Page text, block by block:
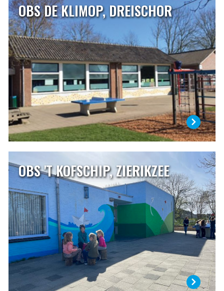
OBS DE KLIMOP, DREISCHOR
OBS DE KLIMOP, DREISCHOR
OBS De Klimop is een dorpsschool van ongeveer 75
leerlingen in Dreischor. Onze school is een openbare
school die een centrale plaats inneemt binnen de
dorpsgemeenschap. Wij staan voor samen, verbindend,
liefdevol, vol vertrouwen en met plezier! Het motto van
onze school is: ‘Zorg voor elkaar!’
LEES MEER
OBS 'T KOFSCHIP, ZIERIKZEE
OBS 'T KOFSCHIP, ZIERIKZEE
’t Kofschip geeft kinderen de ruimte, ruimte om te groeien
en te ontwikkelen. Die ruimte willen wij zeker bieden aan
onze leerlingen, maar daarnaast ook aan onszelf. Onze
school is de plek waar iedereen leert. De basisschool is een
belangrijke tijd uit het leven van kinderen, maar ook van
hun ouders.
LEES MEER